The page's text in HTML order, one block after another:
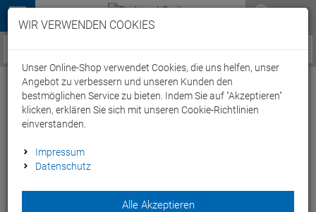
Menü
Service / Hilfe
Aqua Sphere Aqua Skin Women Shorty
kurzer Neoprenanzug - XS
WIR VERWENDEN COOKIES
Unser Online-Shop verwendet Cookies, die uns helfen, unser
Angebot zu verbessern und unseren Kunden den
bestmöglichen Service zu bieten. Indem Sie auf "Akzeptieren"
klicken, erklären Sie sich mit unseren Cookie-Richtlinien
einverstanden.
Impressum
Datenschutz
Alle Akzeptieren